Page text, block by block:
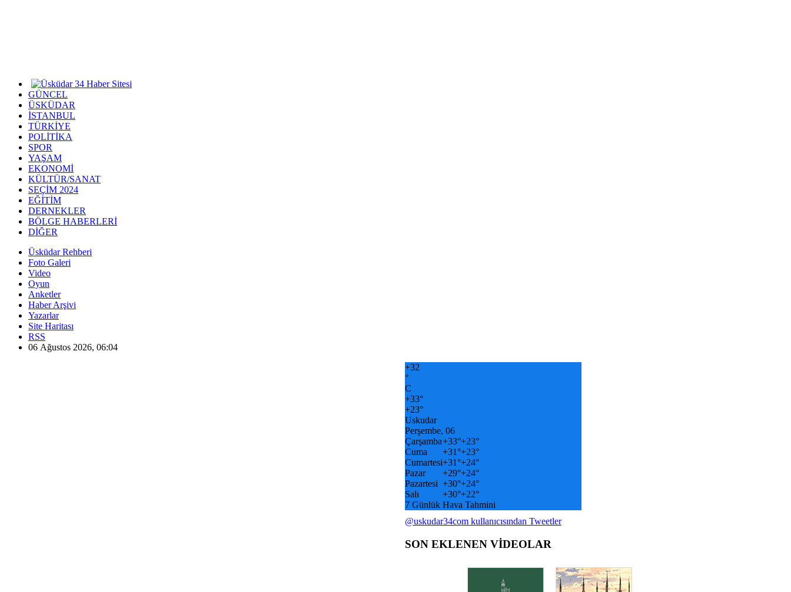
GÜNCEL
ÜSKÜDAR
İSTANBUL
TÜRKİYE
POLİTİKA
SPOR
YAŞAM
EKONOMİ
KÜLTÜR/SANAT
SEÇİM 2024
EĞİTİM
DERNEKLER
BÖLGE HABERLERİ
DİĞER
Üsküdar Rehberi
Foto Galeri
Video
Oyun
Anketler
Haber Arşivi
Yazarlar
Site Haritası
RSS
06 Ağustos 2026, 06:04
+32
°
C
+33°
+23°
Uskudar
Perşembe, 06
Çarşamba+33°+23°
Cuma
+31°+23°
Cumartesi+31°+24°
Pazar
+29°+24°
Pazartesi +30°+24°
Salı
+30°+22°
7 Günlük Hava Tahmini
@uskudar34com kullanıcısından Tweetler
SON EKLENEN VİDEOLAR